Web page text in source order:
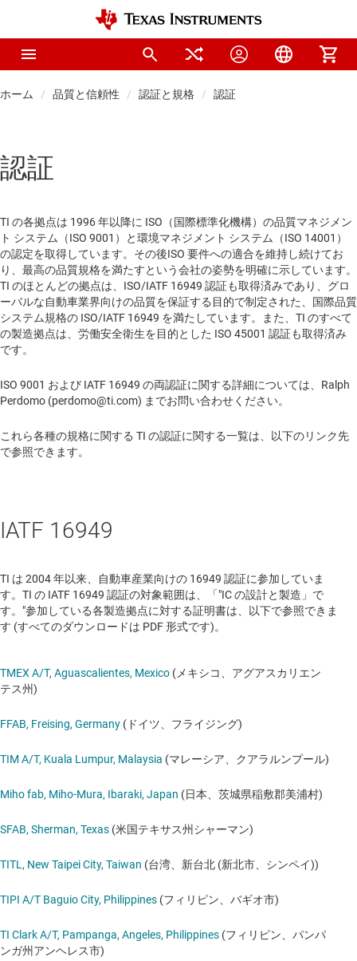
ホーム 品質と信頼性 認証と規格 認証
認証
TI の各拠点は 1996 年以降に ISO（国際標準化機構）の品質マネジメン
ト システム（ISO 9001）と環境マネジメント システム（ISO 14001）
の認定を取得しています。その後ISO 要件への適合を維持し続けてお
り、最高の品質規格を満たすという会社の姿勢を明確に示しています。
TI のほとんどの拠点は、ISO/IATF 16949 認証も取得済みであり、グロ
ーバルな自動車業界向けの品質を保証する目的で制定された、国際品質
システム規格の ISO/IATF 16949 を満たしています。また、TI のすべて
の製造拠点は、労働安全衛生を目的とした ISO 45001 認証も取得済み
です。
ISO 9001 および IATF 16949 の両認証に関する詳細については、Ralph
Perdomo (perdomo@ti.com) までお問い合わせください。
これら各種の規格に関する TI の認証に関する一覧は、以下のリンク先
で参照できます。
IATF 16949
TI は 2004 年以来、自動車産業向けの 16949 認証に参加していま
す。TI の IATF 16949 認証の対象範囲は、「"IC の設計と製造」で
す。"参加している各製造拠点に対する証明書は、以下で参照できま
す (すべてのダウンロードは PDF 形式です)。
TMEX A/T, Aguascalientes, Mexico (メキシコ、アグアスカリエン
テス州)
FFAB, Freising, Germany (ドイツ、フライジング)
TIM A/T, Kuala Lumpur, Malaysia (マレーシア、クアラルンプール)
Miho fab, Miho-Mura, Ibaraki, Japan (日本、茨城県稲敷郡美浦村)
SFAB, Sherman, Texas (米国テキサス州シャーマン)
TITL, New Taipei City, Taiwan (台湾、新台北 (新北市、シンペイ))
TIPI A/T Baguio City, Philippines (フィリピン、バギオ市)
TI Clark A/T, Pampanga, Angeles, Philippines (フィリピン、パンパ
ンガ州アンヘレス市)